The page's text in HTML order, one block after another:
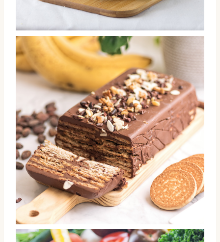
Tarta de galletas vegana (pastelón)